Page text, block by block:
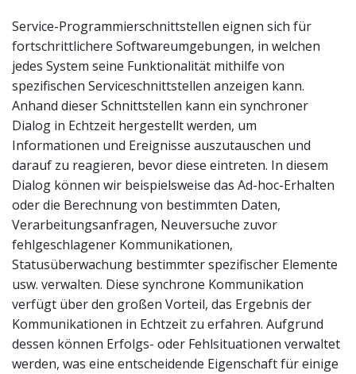
Service-Programmierschnittstellen eignen sich für
fortschrittlichere Softwareumgebungen, in welchen
jedes System seine Funktionalität mithilfe von
spezifischen Serviceschnittstellen anzeigen kann.
Anhand dieser Schnittstellen kann ein synchroner
Dialog in Echtzeit hergestellt werden, um
Informationen und Ereignisse auszutauschen und
darauf zu reagieren, bevor diese eintreten. In diesem
Dialog können wir beispielsweise das Ad-hoc-Erhalten
oder die Berechnung von bestimmten Daten,
Verarbeitungsanfragen, Neuversuche zuvor
fehlgeschlagener Kommunikationen,
Statusüberwachung bestimmter spezifischer Elemente
usw. verwalten. Diese synchrone Kommunikation
verfügt über den großen Vorteil, das Ergebnis der
Kommunikationen in Echtzeit zu erfahren. Aufgrund
dessen können Erfolgs- oder Fehlsituationen verwaltet
werden, was eine entscheidende Eigenschaft für einige